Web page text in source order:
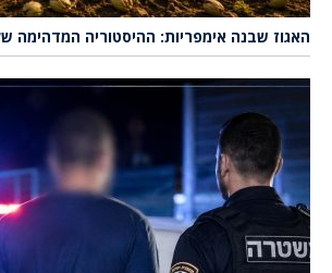
האגוז שבנה אימפריות: ההיסטוריה המדהימה